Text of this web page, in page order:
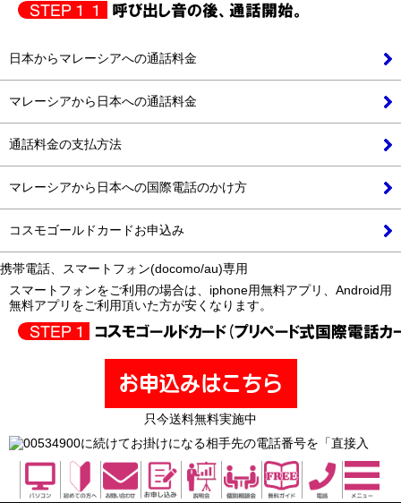
日本からマレーシアへの通話料金
マレーシアから日本への通話料金
通話料金の支払方法
マレーシアから日本への国際電話のかけ方
コスモゴールドカードお申込み
携帯電話、スマートフォン(docomo/au)専用
スマートフォンをご利用の場合は、 iphone用無料アプリ 、 Android用
無料アプリ をご利用頂いた方が安くなります。
只今送料無料実施中